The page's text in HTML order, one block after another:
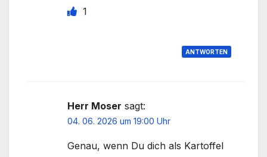
1
ANTWORTEN
Herr Moser sagt:
04. 06. 2026 um 19:00 Uhr
Genau, wenn Du dich als Kartoffel